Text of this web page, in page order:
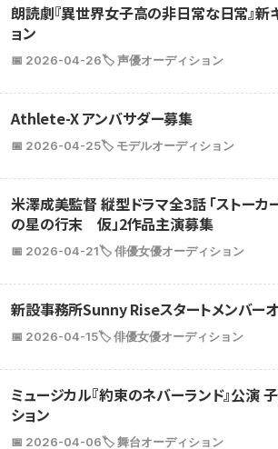
朗読劇『異世界女子高の非日常な日常』新
ョン
📅 2026-04-26🏷️ 声優オーディション
Athlete-X アンバサダー募集
📅 2026-04-25🏷️ モデルオーディション
米澤成美監督 縦型ドラマ全3話 「ストーカ
の星の行末 仮」2作品主演募集
📅 2026-04-21🏷️ 俳優女優オーディション
新設事務所Sunny Riseスタートメンバーオ
📅 2026-04-15🏷️ 俳優女優オーディション
ミュージカル『約束のネバーランド』公演
ション
📅 2026-04-06🏷️ 舞台オーディション